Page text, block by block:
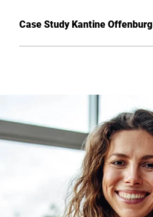
Case Study Kantine Offenburg